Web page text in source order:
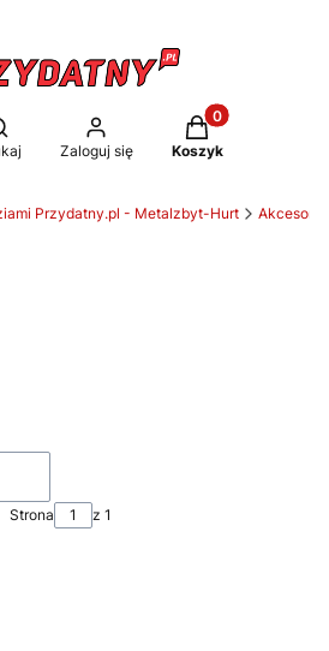
wyszukiwarkę
Zaloguj się
Produkty w
Koszyk
Przydatny.pl - Metalzbyt-Hurt
Strona z 1